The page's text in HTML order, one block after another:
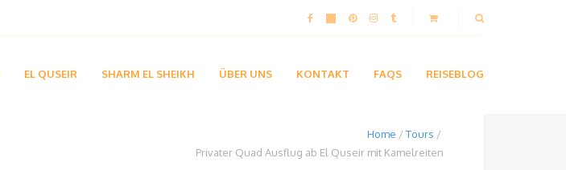
EL QUSEIR SHARM EL SHEIKH ÜBER UNS KONTAKT FAQS REISEBLOG
Home
Tours
Privater Quad Ausflug ab El Quseir mit Kamelreiten